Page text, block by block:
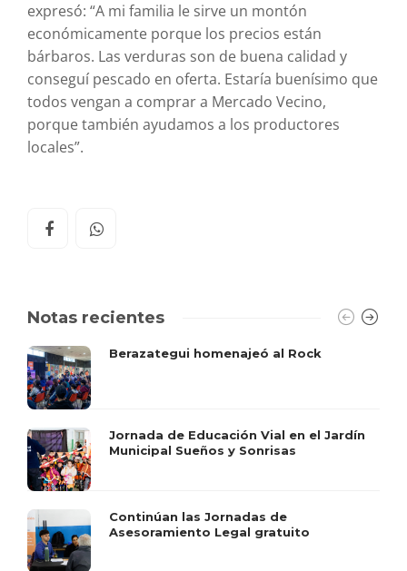
expresó: “A mi familia le sirve un montón
económicamente porque los precios están
bárbaros. Las verduras son de buena calidad y
conseguí pescado en oferta. Estaría buenísimo que
todos vengan a comprar a Mercado Vecino,
porque también ayudamos a los productores
locales”.
Notas recientes
Berazategui homenajeó al Rock
Jornada de Educación Vial en el Jardín
Municipal Sueños y Sonrisas
Continúan las Jornadas de
Asesoramiento Legal gratuito